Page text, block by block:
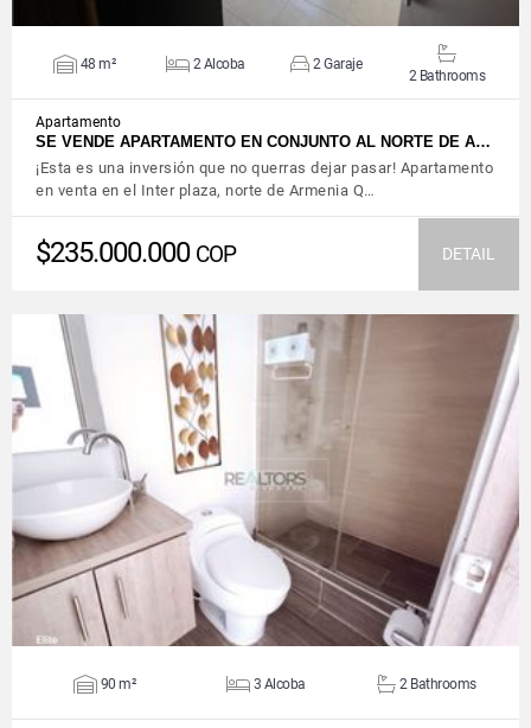
48 m² 2 Alcoba 2 Garaje
2 Bathrooms
Apartamento
SE VENDE APARTAMENTO EN CONJUNTO AL NORTE DE A…
¡Esta es una inversión que no querras dejar pasar! Apartamento
en venta en el Inter plaza, norte de Armenia Q…
$235.000.000 COP DETAIL
VIEW DETAILS
90 m² 3 Alcoba 2 Bathrooms